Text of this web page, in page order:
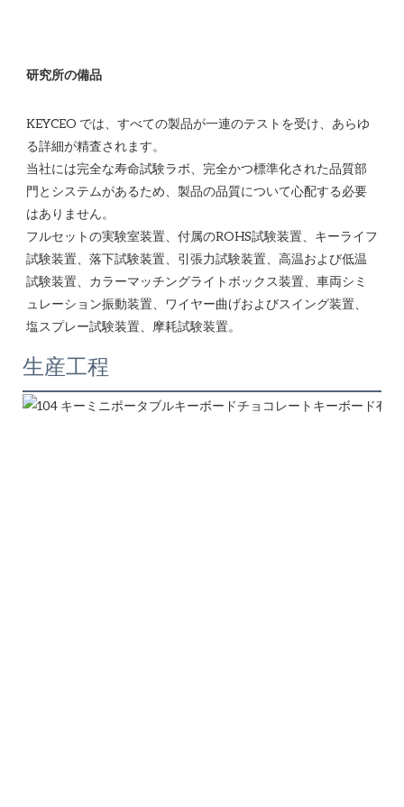
KEYCEO では、すべての製品が一連のテストを受け、あらゆ
る詳細が精査されます。
当社には完全な寿命試験ラボ、完全かつ標準化された品質部
門とシステムがあるため、製品の品質について心配する必要
はありません。
フルセットの実験室装置、付属のROHS試験装置、キーライフ
試験装置、落下試験装置、引張力試験装置、高温および低温
試験装置、カラーマッチングライトボックス装置、車両シミ
ュレーション振動装置、ワイヤー曲げおよびスイング装置、
生産工程